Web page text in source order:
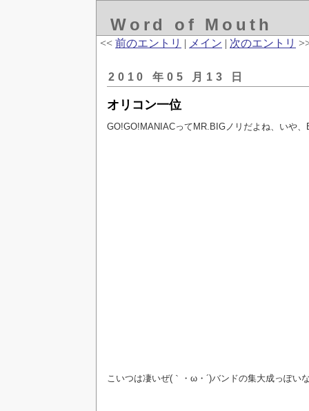
Word of Mouth
<< 前のエントリ | メイン | 次のエントリ
2010 年05 月13 日
オリコン一位
GO!GO!MANIACってMR.BIGノリだよね、いや
こいつは凄いぜ(｀・ω・´)バンドの集大成っぽい